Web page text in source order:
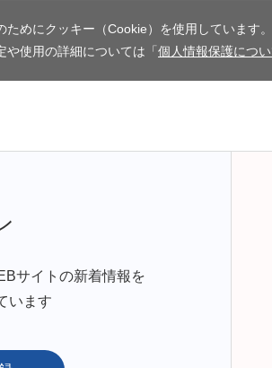
めにクッキー（Cookie）を使用していま
使用の詳細については「 個人情報保護につい
サイトの新着情報を
います